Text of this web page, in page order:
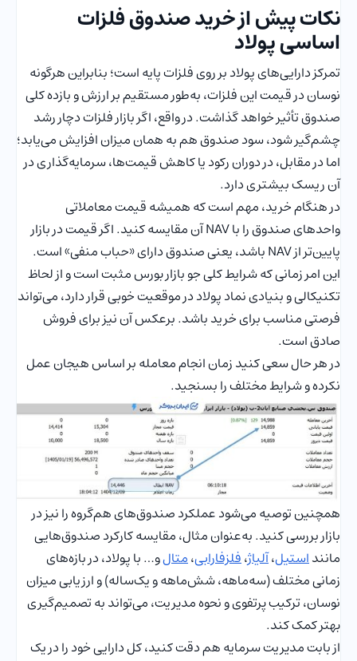
نکات پیش از خرید صندوق فلزات
اساسی پولاد
تمرکز دارایی‌های پولاد بر روی فلزات پایه است؛ بنابراین هرگونه
نوسان در قیمت این فلزات، به‌طور مستقیم بر ارزش و بازده کلی
صندوق تأثیر خواهد گذاشت. در واقع، اگر بازار فلزات دچار رشد
چشم‌گیر شود، سود صندوق هم به همان میزان افزایش می‌یابد؛
اما در مقابل، در دوران رکود یا کاهش قیمت‌ها، سرمایه‌گذاری در
آن ریسک بیشتری دارد.
در هنگام خرید، مهم است که همیشه قیمت معاملاتی
واحدهای صندوق را با NAV آن مقایسه کنید. اگر قیمت در بازار
پایین‌تر از NAV باشد، یعنی صندوق دارای «حباب منفی» است.
این امر زمانی که شرایط کلی جو بازار بورس مثبت است و از لحاظ
تکنیکالی و بنیادی نماد پولاد در موقعیت خوبی قرار دارد، می‌تواند
فرصتی مناسب برای خرید باشد. برعکس آن نیز برای فروش
صادق است.
در هر حال سعی کنید زمان انجام معامله بر اساس هیجان عمل
نکرده و شرایط مختلف را بسنجید.
همچنین توصیه می‌شود عملکرد صندوق‌های هم‌گروه را نیز در
بازار بررسی کنید. به‌عنوان مثال، مقایسه کارکرد صندوق‌هایی
ماننداستیل،آلیاژ،فلزفارابی،متالو… با پولاد، در بازه‌های
زمانی مختلف (سه‌ماهه، شش‌ماهه و یک‌ساله) و ارزیابی میزان
نوسان، ترکیب پرتفوی و نحوه مدیریت، می‌تواند به تصمیم‌گیری
بهتر کمک کند.
از بابت مدیریت سرمایه هم دقت کنید، کل دارایی خود را در یک